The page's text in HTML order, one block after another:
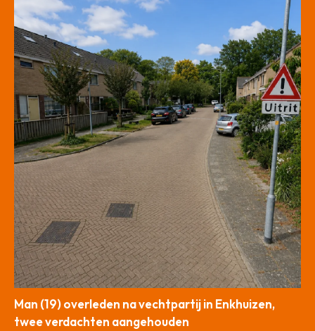
Man (19) overleden na vechtpartij in Enkhuizen,
twee verdachten aangehouden